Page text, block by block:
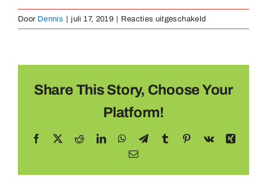
Door Dennis juli 17, 2019 Reacties uitgeschakeldvoor
Chenelle
Share This Story, Choose Your
Platform!
Facebook RedditLinkedInWhatsApp
TelegramTumblr Pinterest
Vk
Xing
E-